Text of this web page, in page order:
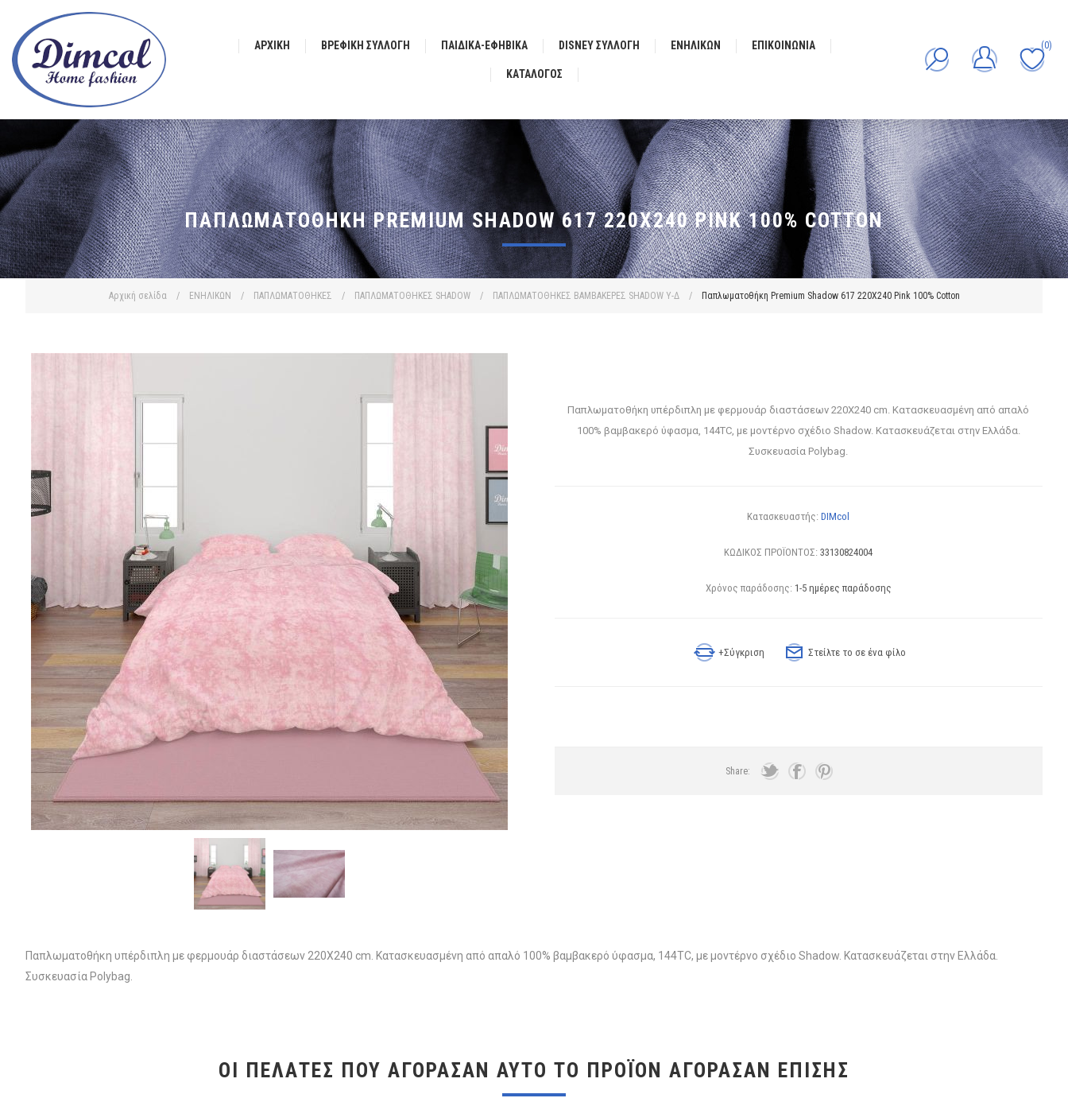
ΑΡΧΙΚΉ ΒΡΕΦΙΚΗ ΣΥΛΛΟΓΗ ΠΑΙΔΙΚΑ-ΕΦΗΒΙΚΑ DISNEY ΣΥΛΛΟΓΗ ΕΝΗΛΙΚΩΝ ΕΠΙΚΟΙΝΩΝΊΑ
ΚΑΤΆΛΟΓΟΣ
(0)
Αρχική σελίδα / ΕΝΗΛΙΚΩΝ / ΠΑΠΛΩΜΑΤΟΘΗΚΕΣ / ΠΑΠΛΩΜΑΤΟΘΗΚΕΣ SHADOW / ΠΑΠΛΩΜΑΤΟΘΗΚΕΣ ΒΑΜΒΑΚΕΡΕΣ SHADOW Υ-Δ / Παπλωματοθήκη Premium Shadow 617 220X240 Pink 100% Cotton
ΠΑΠΛΩΜΑΤΟΘΉΚΗ PREMIUM SHADOW 617 220X240 PINK 100% COTTON
Παπλωματοθήκη υπέρδιπλη με φερμουάρ διαστάσεων 220Χ240 cm. Κατασκευασμένη από απαλό
100% βαμβακερό ύφασμα, 144TC, με μοντέρνο σχέδιο Shadow. Κατασκευάζεται στην Ελλάδα.
Συσκευασία Polybag.
Κατασκευαστής: DIMcol
ΚΩΔΙΚΟΣ ΠΡΟΪΟΝΤΟΣ: 33130824004
Χρόνος παράδοσης: 1-5 ημέρες παράδοσης
+Σύγκριση Στείλτε το σε ένα φίλο
Share:
Παπλωματοθήκη υπέρδιπλη με φερμουάρ διαστάσεων 220Χ240 cm. Κατασκευασμένη από απαλό 100% βαμβακερό ύφασμα, 144TC, με μοντέρνο σχέδιο Shadow. Κατασκευάζεται στην Ελλάδα.
Συσκευασία Polybag.
ΟΙ ΠΕΛΆΤΕΣ ΠΟΥ ΑΓΌΡΑΣΑΝ ΑΥΤΌ ΤΟ ΠΡΟΪΌΝ ΑΓΌΡΑΣΑΝ ΕΠΊΣΗΣ